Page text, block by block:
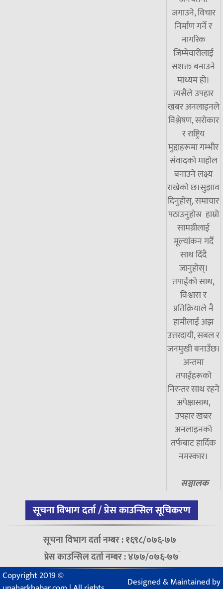
जगाउने, विचार
निर्माण गर्ने र
नागरिक
जिम्मेवारीलाई
सशक्त बनाउने
माध्यम हो।
त्यसैले उपहार
खबर अनलाइनले
विश्लेषण, सरोकार
र राष्ट्रिय
मुद्दाहरूमा गम्भीर
संवादको माहोल
बनाउने लक्ष्य
राखेको छ।सुझाव
दिनुहोस्, समाचार
पठाउनुहोस्र हाम्रो
सामग्रीलाई
मूल्यांकन गर्दै
साथ दिँदै
जानुहोस्।
तपाईंको साथ,
विश्वास र
प्रतिक्रियाले नै
हामीलाई अझ
उत्तरदायी, सबल र
जनमुखी बनाउँछ।
अन्तमा
तपाईंहरूको
निरन्तर साथ रहने
अपेक्षासाथ,
उपहार खबर
अनलाइनको
तर्फबाट हार्दिक
नमस्कार।
सञ्चालक
सूचना विभाग दर्ता / प्रेस काउन्सिल सूचिकरण
सूचना विभाग दर्ता नम्बर : १६९८/०७६-७७
प्रेस काउन्सिल दर्ता नम्बर : ४७७/०७६-७७
Copyright 2019 ©
Designed & Maintained by